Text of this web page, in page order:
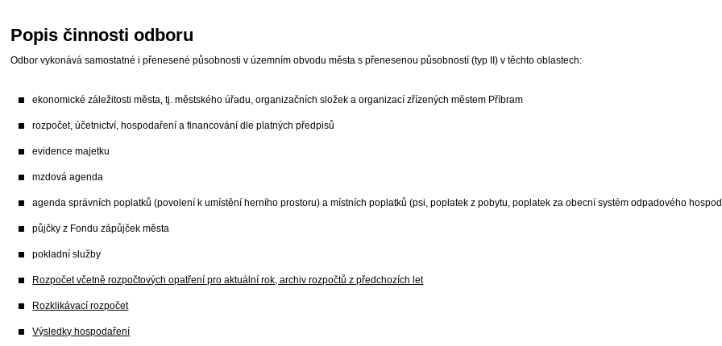
Popis činnosti odboru
Odbor vykonává samostatné i přenesené působnosti v územním obvodu města s přenesenou působností (typ II) v těchto oblastech:
ekonomické záležitosti města, tj. městského úřadu, organizačních složek a organizací zřízených městem Příbram
rozpočet, účetnictví, hospodaření a financování dle platných předpisů
evidence majetku
mzdová agenda
agenda správních poplatků (povolení k umístění herního prostoru) a místních poplatků (psi, poplatek z pobytu, poplatek za obecní systém odpadového
půjčky z Fondu zápůjček města
pokladní služby
Rozpočet včetně rozpočtových opatření pro aktuální rok, archiv rozpočtů z předchozích let
Rozklikávací rozpočet
Výsledky hospodaření